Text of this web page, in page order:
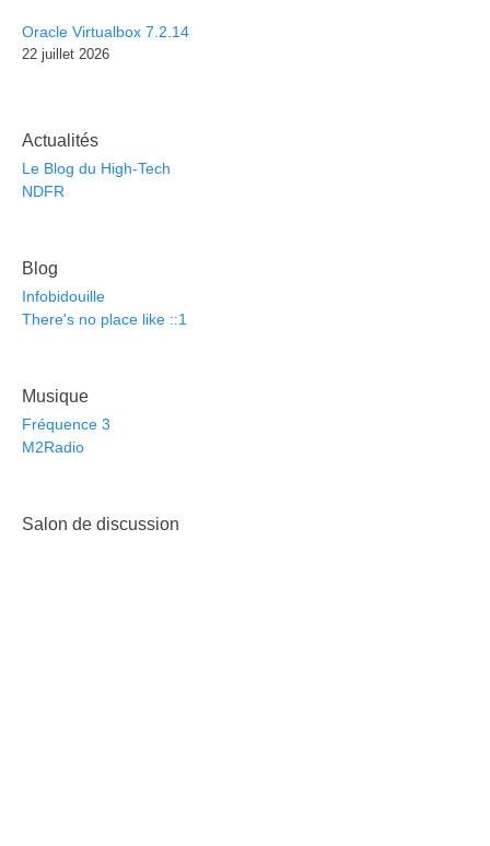
Oracle Virtualbox 7.2.14
22 juillet 2026
Actualités
Le Blog du High-Tech
NDFR
Blog
Infobidouille
There's no place like ::1
Musique
Fréquence 3
M2Radio
Salon de discussion